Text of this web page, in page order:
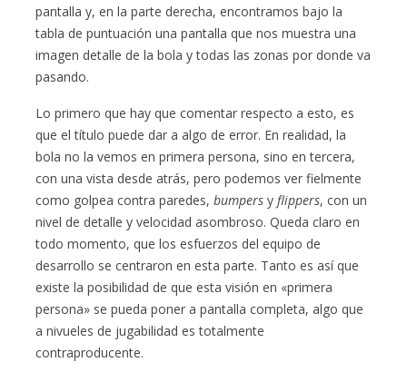
pantalla y, en la parte derecha, encontramos bajo la
tabla de puntuación una pantalla que nos muestra una
imagen detalle de la bola y todas las zonas por donde va
pasando.
Lo primero que hay que comentar respecto a esto, es
que el título puede dar a algo de error. En realidad, la
bola no la vemos en primera persona, sino en tercera,
con una vista desde atrás, pero podemos ver fielmente
como golpea contra paredes,bumpers yflippers, con un
nivel de detalle y velocidad asombroso. Queda claro en
todo momento, que los esfuerzos del equipo de
desarrollo se centraron en esta parte. Tanto es así que
existe la posibilidad de que esta visión en «primera
persona» se pueda poner a pantalla completa, algo que
a nivueles de jugabilidad es totalmente
contraproducente.